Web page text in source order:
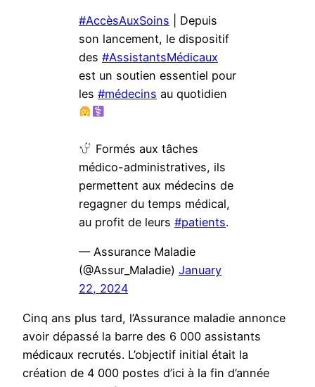
#AccèsAuxSoins | Depuis
son lancement, le dispositif
des #AssistantsMédicaux
est un soutien essentiel pour
les #médecins au quotidien
Formés aux tâches
médico-administratives, ils
permettent aux médecins de
regagner du temps médical,
au profit de leurs #patients.
— Assurance Maladie
(@Assur_Maladie) January
22, 2024
Cinq ans plus tard, l’Assurance maladie annonce
avoir dépassé la barre des 6 000 assistants
médicaux recrutés. L’objectif initial était la
création de 4 000 postes d’ici à la fin d’année